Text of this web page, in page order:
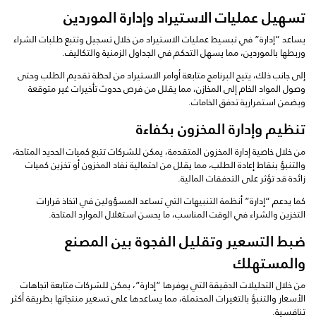
تسهيل عمليات الاستيراد وإدارة الموردين
يساعد “إدارة” في تبسيط عمليات الاستيراد من خلال تسجيل وتتبع طلبات الشراء
وربطها بالموردين، مما يسهل التحكم في الجداول الزمنية والتكاليف.
إلى جانب ذلك، يتيح البرنامج متابعة أوامر الاستيراد من لحظة تقديم الطلب وحتى
وصول المواد الخام إلى المخازن، مما يقلل من فرص حدوث تأخيرات غير متوقعة
ويضمن استمرارية تدفق الخامات.
تنظيم وإدارة المخزون بكفاءة
من خلال خاصية إدارة المخزون المتقدمة، يمكن للشركات تتبع كميات الحديد المتاحة،
والتنبؤ بنقاط إعادة الطلب، مما يقلل من احتمالية نفاد المخزون أو تخزين كميات
زائدة قد تؤثر على التدفقات المالية.
كما يدعم “إدارة” أنظمة التنبيهات التي تساعد المسؤولين في اتخاذ قرارات
التخزين والشراء في الوقت المناسب، ما يحسن استغلال الموارد المتاحة.
ضبط التسعير وتقليل الفجوة بين المصنع
والمستهلك
من خلال التحليلات الدقيقة التي يوفرها “إدارة”، يمكن للشركات متابعة اتجاهات
الأسعار والتنبؤ بالتغيرات المحتملة، مما يساعدها على تسعير منتجاتها بطريقة أكثر
تنافسية.